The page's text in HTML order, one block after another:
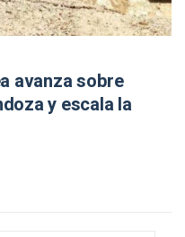
avanza sobre
y escala la